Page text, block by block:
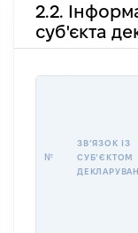
2.2.
суб'єкта
№
ЗВʼЯЗОК ІЗ
СУБʼЄКТОМ